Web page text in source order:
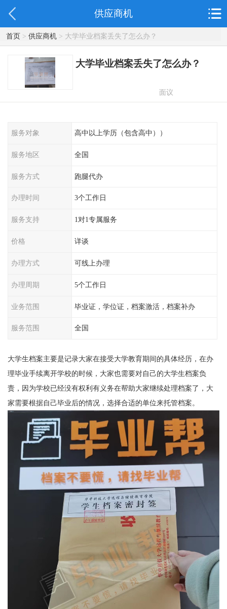
供应商机
首页> 供应商机> 大学毕业档案丢失了怎么办？
大学毕业档案丢失了怎么办？
面议
服务对象 高中以上学历（包含高中））
服务地区 全国
服务方式 跑腿代办
办理时间 3个工作日
服务支持 1对1专属服务
价格 详谈
办理方式 可线上办理
办理周期 5个工作日
业务范围 毕业证，学位证，档案激活，档案补办
服务范围 全国
大学生档案主要是记录大家在接受大学教育期间的具体经历，在办
理毕业手续离开学校的时候，大家也需要对自己的大学生档案负
责，因为学校已经没有权利有义务在帮助大家继续处理档案了，大
家需要根据自己毕业后的情况，选择合适的单位来托管档案。